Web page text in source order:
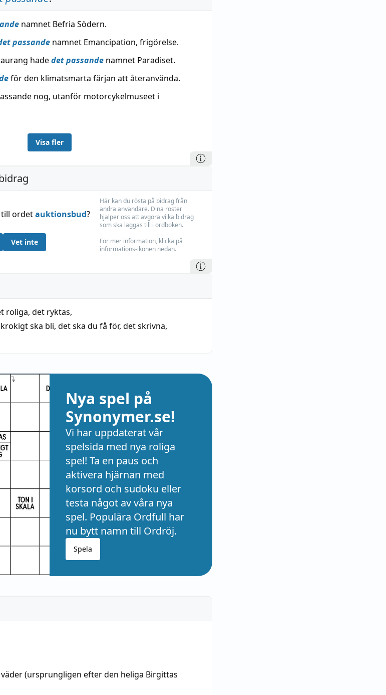
namnet Befria Södern.
passande namnet Emancipation, frigörelse.
hadedet passande namnet Paradiset.
för den klimatsmarta färjan att återanvända.
nog, utanför motorcykelmuseet i
Visa fler
till ordetauktionsbud?
Vet inte
Här kan du rösta på bidrag från
andra användare. Dina röster
hjälper oss att avgöra vilka bidrag
som ska läggas till i ordboken.
För mer information, klicka på
informations-ikonen nedan.
roliga, det ryktas,
ska bli, det ska du få för, det skrivna,
Nya spel på
Synonymer.se!
Vi har uppdaterat vår
spelsida med nya roliga
spel! Ta en paus och
aktivera hjärnan med
korsord och sudoku eller
testa något av våra nya
spel. Populära Ordfull har
nu bytt namn till Ordröj.
Spela
väder(ursprungligen efter den heliga Birgittas